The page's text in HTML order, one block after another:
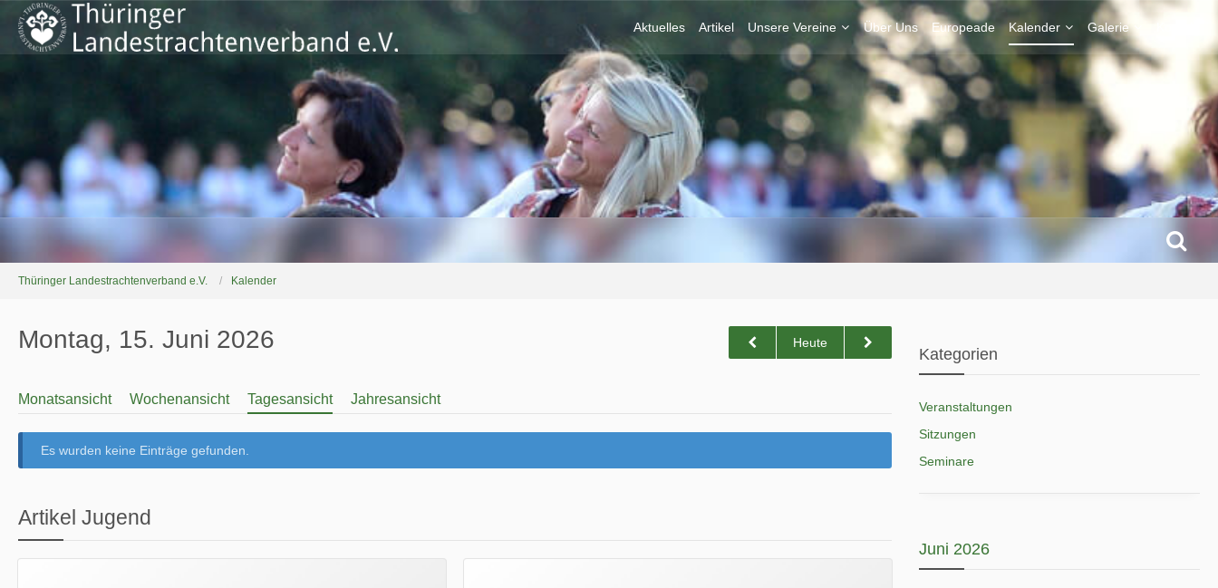
Aktuelles Artikel Unsere Vereine Über Uns Europeade Kalender Galerie
Thüringer Landestrachtenverband e.V. Kalender
Montag, 15. Juni 2026 Heute
Monatsansicht Wochenansicht Tagesansicht Jahresansicht
Es wurden keine Einträge gefunden.
Artikel Jugend
Kategorien
Veranstaltungen
Sitzungen
Seminare
Juni 2026